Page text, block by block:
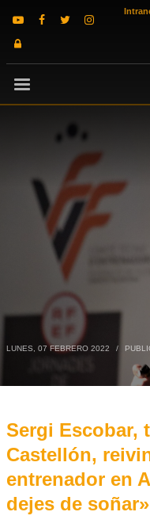
LUNES, 07 FEBRERO 2022 /
Sergi Escobar,
Castellón,
entrenador en
dejes de soñar»